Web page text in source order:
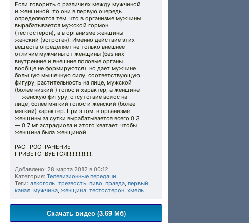
Если говорить о различиях между мужчиной
и женщиной, то они в первую очередь
определяются тем, что в организме мужчины
вырабатывается мужской гормон
(тестостерон), а в организме женщины —
женский (эстроген). Именно действие этих
веществ определяет не только внешнее
отличие мужчины от женщины (без них
внутренние и внешние половые органы
вообще не формируются), но дает мужчине
большую мышечную силу, соответствующую
фигуру, растительность на лице, мужской
(более низкий ) голос и характер, а женщине
— женскую фигуру, отсутствие волос на
лице, более мягкий голос и женский (более
мягкий) характер. При этом, в организме
женщины за сутки вырабатывается всего 0.3
— 0.7 мг эстрадиола и этого хватает, чтобы
женщина была женщиной.
РАСПРОСТРАНЕНИЕ
ПРИВЕТСТВУЕТСЯ!!!!!!!!!!!!!!!!!
Добавлено: 28 марта 2012 в 00:12
Категория: Телевизионные передачи
Теги: алкоголь, трезвость, пиво, правда, первый,
канал, мужчина, женщина, тестостерон, хмель
Скачать видео (3.69 Мб)